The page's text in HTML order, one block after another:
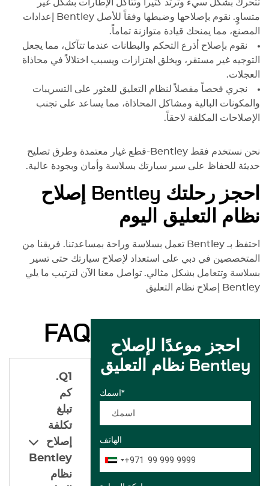
تتحرك بشكل سيء وترتد كثيراً وتتآكل الإطارات بشكل غير
متساوٍ. نقوم بإصلاحها وضبطها وفقاً للأصل Bentley
إعدادات
المصنع، مما يمنحك قيادة متوازنة تماماً.
نقوم بإصلاح أذرع التحكم والبطانات عندما تتآكل، مما يجعل
التوجيه غير مستقر، ويخلق اهتزازات ويسبب اختلالاً في محاذاة
العجلات.
نجري فحصاً مفصلاً لنظام التعليق للعثور على التسريبات
والمكونات البالية ومشاكل المحاذاة، مما يساعد على تجنب
الإصلاحات المكلفة لاحقاً.
نحن نستخدم فقط Bentley-قطع غيار معتمدة وطرق تصليح
حديثة للحفاظ على سير سيارتك بسلاسة وأمان وبجودة عالية.
احجز رحلتك Bentley إصلاح
نظام التعليق اليوم
احتفظ بـBentley تعمل بسلاسة وراحة بمساعدتنا. فريقنا من
المتخصصين في دبي على استعداد لإصلاح سيارتك حتى تسير
بسلاسة وتتعامل بشكل مثالي. تواصل معنا الآن لترتيب ما يلي
Bentley
إصلاح نظام التعليق
FAQ
Q1.
كم
تبلغ
تكلفة
إصلاح
Bentley
نظام
احجز موعدًا لإصلاح
نظام التعليق Bentley
اسمك*
الهاتف
+971